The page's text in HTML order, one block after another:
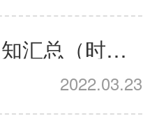
2022年全国医师资格考试技能缴费通知汇总（时间/方式/标准）
2022.03.23